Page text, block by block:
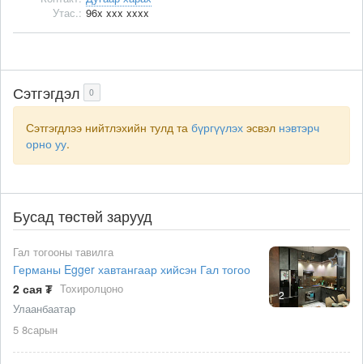
Утас.: 96x xxx xxxx
Сэтгэгдэл 0
Сэтгэгдлээ нийтлэхийн тулд та бүргүүлэх эсвэл нэвтэрч
орно уу.
Бусад төстөй зарууд
2
Гал тогооны тавилга
Германы Egger хавтангаар хийсэн Гал тогоо
2 сая ₮ Тохиролцоно
Улаанбаатар
5 8сарын